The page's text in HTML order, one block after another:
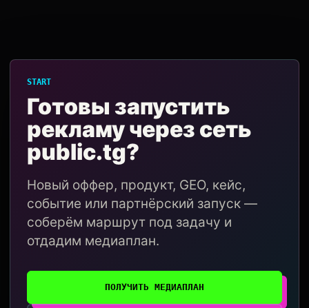
START
Готовы запустить
рекламу через сеть
public.tg?
Новый оффер, продукт, GEO, кейс,
событие или партнёрский запуск —
соберём маршрут под задачу и
отдадим медиаплан.
ПОЛУЧИТЬ МЕДИАПЛАН